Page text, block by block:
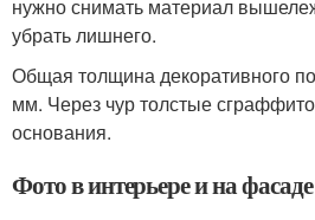
нужно снимать материал
убрать лишнего.
Общая толщина декоративного
мм. Через чур толстые сграффито
основания.
Фото в интерьере и на фасаде